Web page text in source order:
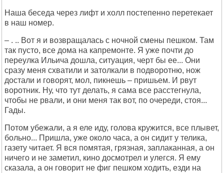
Наша беседа через лифт и холл постепенно перетекает
в наш номер.
– . .. Вот я и возвращалась с ночной смены пешком. Там
так пусто, все дома на капремонте. Я уже почти до
переулка Ильича дошла, ситуация, черт бы ее... Они
сразу меня схватили и затолкали в подворотню, нож
достали и говорят, мол, пикнешь – пришьем. И рвут
воротник. Ну, что тут делать, я сама все расстегнула,
чтобы не рвали, и они меня так вот, по очереди, стоя...
Гады.
Потом убежали, а я еле иду, голова кружится, все плывет,
больно... Пришла, уже около часа, а он сидит у телика,
газету читает. Я вся помятая, грязная, заплаканная, а он
ничего и не заметил, кино досмотрел и улегся. Я ему
сказала, а он говорит не фиг пешком ходить, езди на